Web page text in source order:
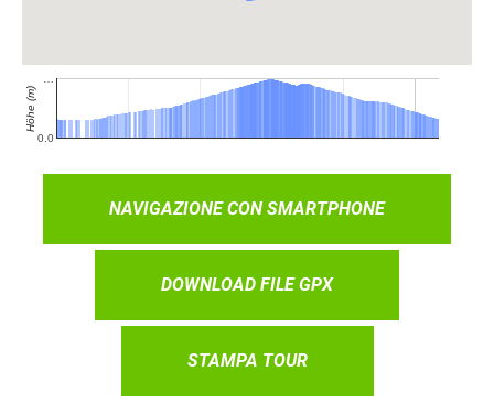
NAVIGAZIONE CON SMARTPHONE
DOWNLOAD FILE GPX
STAMPA TOUR